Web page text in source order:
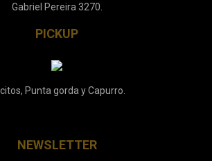
Gabriel Pereira 3270.
PICKUP
Punta gorda y Capurro.
NEWSLETTER